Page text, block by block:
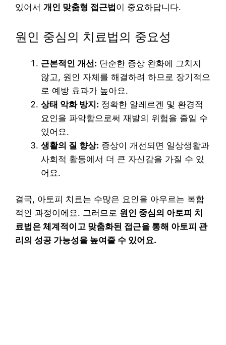
있어서 개인 맞춤형 접근법 이 중요하답니다.
원인 중심의 치료법의 중요성
근본적인 개선: 단순한 증상 완화에 그치지
않고, 원인 자체를 해결하려 하므로 장기적으
로 예방 효과가 높아요.
상태 악화 방지: 정확한 알레르겐 및 환경적
요인을 파악함으로써 재발의 위험을 줄일 수
있어요.
생활의 질 향상: 증상이 개선되면 일상생활과
사회적 활동에서 더 큰 자신감을 가질 수 있
어요.
결국, 아토피 치료는 수많은 요인을 아우르는 복합
적인 과정이에요. 그러므로 원인 중심의 아토피 치
료법은 체계적이고 맞춤화된 접근을 통해 아토피 관
리의 성공 가능성을 높여줄 수 있어요.